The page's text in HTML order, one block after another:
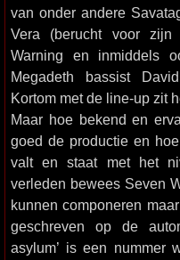
van onder andere
Vera (berucht voor
Warning en inmiddels
Megadeth bassist
Kortom met de line-up zit
Maar hoe bekend en
goed de productie en
valt en staat met het
verleden bewees Seven
kunnen componeren
geschreven op de
asylum’ is een nummer